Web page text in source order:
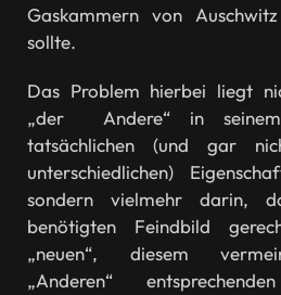
Gaskammern von
sollte.
Das Problem hierbei liegt
„der Andere“ in seinem
tatsächlichen (und gar
unterschiedlichen)
sondern vielmehr
benötigten Feindbild
„neuen“, diesem
„Anderen“